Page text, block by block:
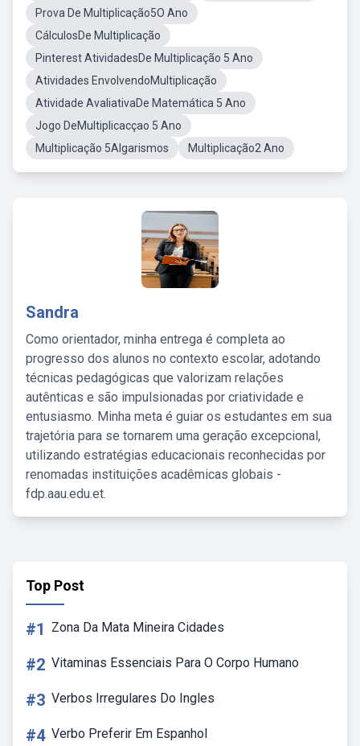
Prova De Multiplicação5O Ano
CálculosDe Multiplicação
Pinterest AtividadesDe Multiplicação 5 Ano
Atividades EnvolvendoMultiplicação
Atividade AvaliativaDe Matemática 5 Ano
Jogo DeMultiplicacçao 5 Ano
Multiplicação 5Algarismos
Multiplicação2 Ano
Sandra
Como orientador, minha entrega é completa ao
progresso dos alunos no contexto escolar, adotando
técnicas pedagógicas que valorizam relações
autênticas e são impulsionadas por criatividade e
entusiasmo. Minha meta é guiar os estudantes em sua
trajetória para se tornarem uma geração excepcional,
utilizando estratégias educacionais reconhecidas por
renomadas instituições acadêmicas globais -
fdp.aau.edu.et.
Top Post
#1 Zona Da Mata Mineira Cidades
#2 Vitaminas Essenciais Para O Corpo Humano
#3 Verbos Irregulares Do Ingles
#4 Verbo Preferir Em Espanhol